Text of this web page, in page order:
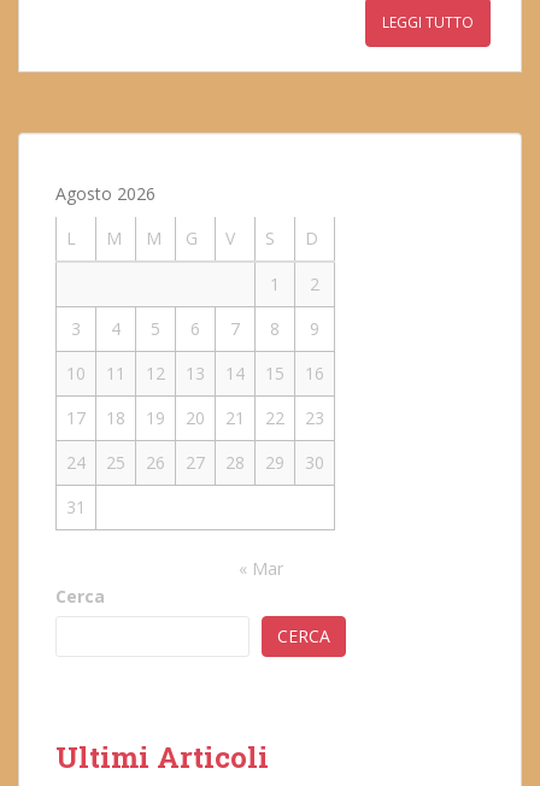
LEGGI TUTTO
Agosto 2026
L
M M G V S
D
1
2
3
4 5 6 7 8
9
10
11 12 13 14 15
16
17
18 19 20 21 22
23
24
25 26 27 28 29
30
31
« Mar
Cerca
CERCA
Ultimi Articoli